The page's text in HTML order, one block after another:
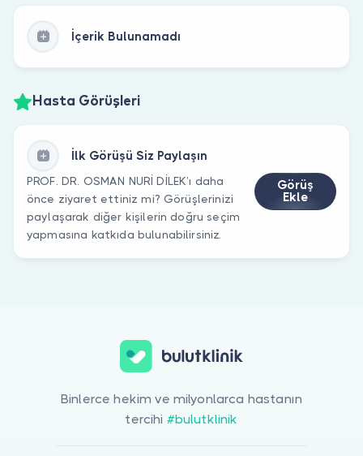
İçerik Bulunamadı
Hasta Görüşleri
İlk Görüşü Siz Paylaşın
PROF. DR. OSMAN NURİ DİLEK’ı daha
önce ziyaret ettiniz mi? Görüşlerinizi
paylaşarak diğer kişilerin doğru seçim
yapmasına katkıda bulunabilirsiniz.
Görüş
Ekle
Binlerce hekim ve milyonlarca hastanın
tercihi #bulutklinik